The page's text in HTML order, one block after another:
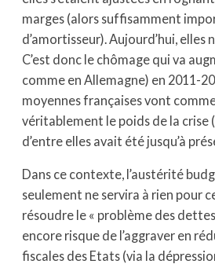
marges (alors suffisamment
d’amortisseur). Aujourd’hui, elles
C’est donc le chômage qui va
comme en Allemagne) en 2011-
moyennes françaises vont
véritablement le poids de la crise
d’entre elles avait été jusqu’à
Dans ce contexte, l’austérité
seulement ne servira à rien pour
résoudre le « problème des
encore risque de l’aggraver en
fiscales des Etats (via la